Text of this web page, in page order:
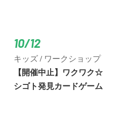
10/12
キッズ / ワークショップ
【開催中止】ワクワク☆
シゴト発見カードゲーム